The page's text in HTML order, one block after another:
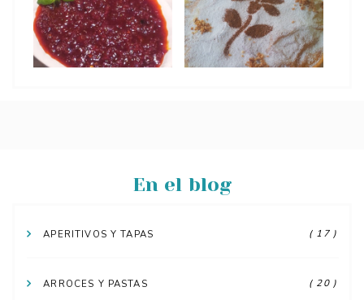
En el blog
APERITIVOS Y TAPAS ( 17 )
ARROCES Y PASTAS ( 20 )